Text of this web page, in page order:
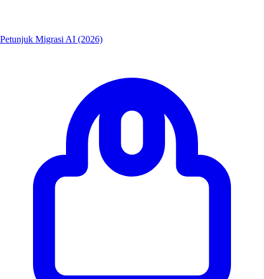
Petunjuk Migrasi AI (2026)